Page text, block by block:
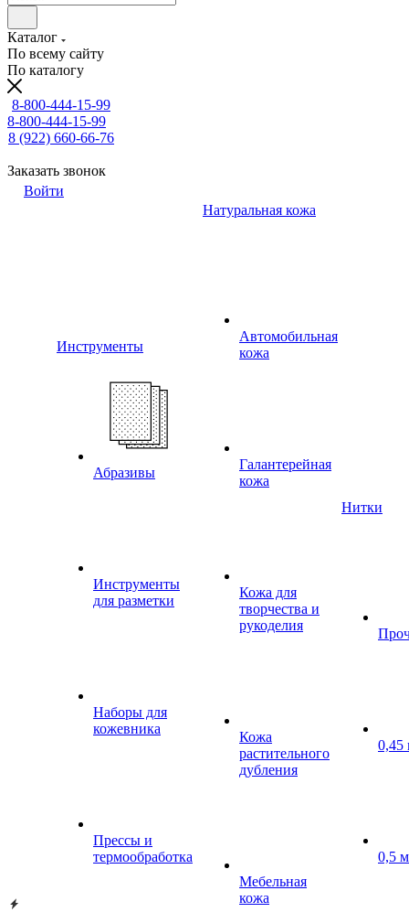
Каталог
По всему сайту
По каталогу
8-800-444-15-99
8-800-444-15-99
8 (922) 660-66-76
Заказать звонок
Войти
Инструменты
Абразивы
Инструменты
для разметки
Наборы для
кожевника
Прессы и
термообработка
Натуральная кожа
Автомобильная
кожа
Галантерейная
кожа
Кожа для
творчества и
рукоделия
Кожа
растительного
дубления
Мебельная
кожа
Нитки
0,45
0,5